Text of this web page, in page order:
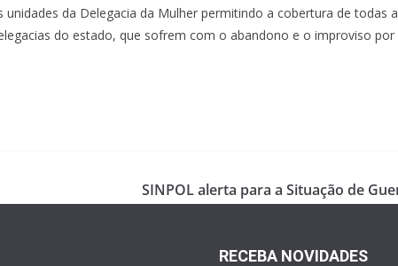
da Delegacia da Mulher permitindo a cobertura de todas
do estado, que sofrem com o abandono e o improviso
SINPOL alerta para a Situação de
RECEBA NOVIDADES